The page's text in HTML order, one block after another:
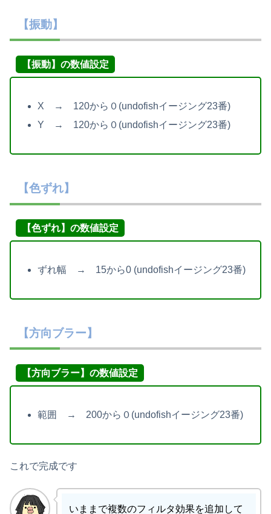
【振動】
【振動】の数値設定
X → 120から０(undofishイージング23番)
Y → 120から０(undofishイージング23番)
【色ずれ】
【色ずれ】の数値設定
ずれ幅 → 15から0 (undofishイージング23番)
【方向ブラー】
【方向ブラー】の数値設定
範囲 → 200から０(undofishイージング23番)
これで完成です
いままで複数のフィルタ効果を追加して